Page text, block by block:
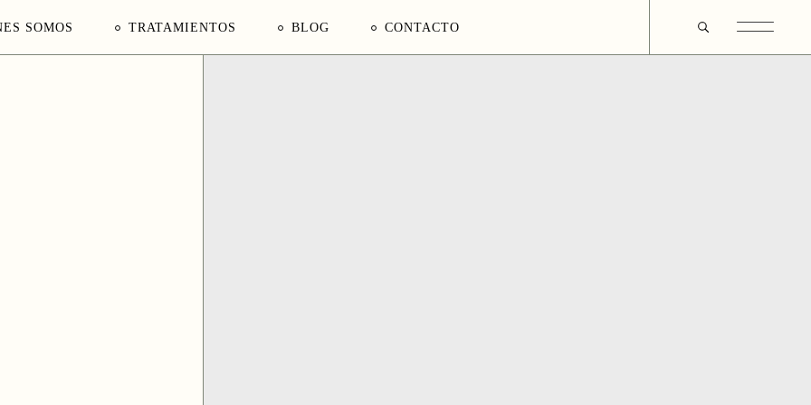
SOMOS TRATAMIENTOS BLOG CONTACTO